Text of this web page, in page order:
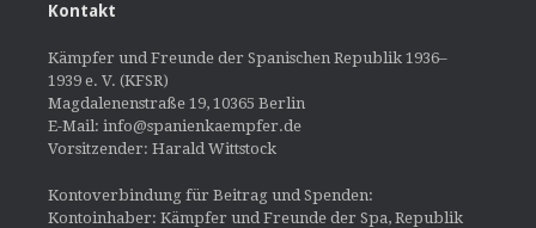
Kontakt
Kämpfer und Freunde der Spanischen Republik 1936–
1939 e. V. (KFSR)
Magdalenenstraße 19, 10365 Berlin
E-Mail: info@spanienkaempfer.de
Vorsitzender: Harald Wittstock
Kontoverbindung für Beitrag und Spenden:
Kontoinhaber: Kämpfer und Freunde der Spa, Republik